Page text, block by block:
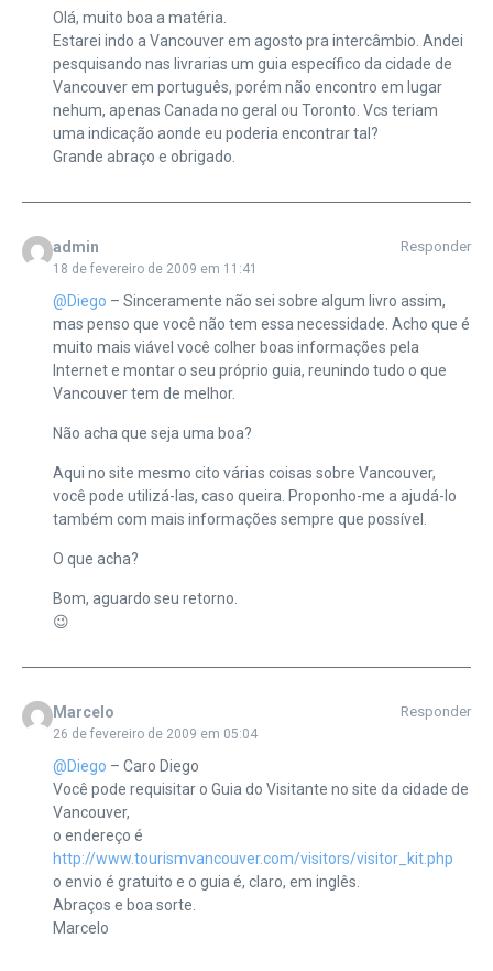
Olá, muito boa a matéria.
Estarei indo a Vancouver em agosto pra intercâmbio. Andei
pesquisando nas livrarias um guia específico da cidade de
Vancouver em português, porém não encontro em lugar
nehum, apenas Canada no geral ou Toronto. Vcs teriam
uma indicação aonde eu poderia encontrar tal?
Grande abraço e obrigado.
admin
18 de fevereiro de 2009 em 11:41
Responder
@Diego – Sinceramente não sei sobre algum livro assim,
mas penso que você não tem essa necessidade. Acho que é
muito mais viável você colher boas informações pela
Internet e montar o seu próprio guia, reunindo tudo o que
Vancouver tem de melhor.
Não acha que seja uma boa?
Aqui no site mesmo cito várias coisas sobre Vancouver,
você pode utilizá-las, caso queira. Proponho-me a ajudá-lo
também com mais informações sempre que possível.
O que acha?
Bom, aguardo seu retorno.
😉
Marcelo
26 de fevereiro de 2009 em 05:04
Responder
@Diego – Caro Diego
Você pode requisitar o Guia do Visitante no site da cidade de
Vancouver,
o endereço é
http://www.tourismvancouver.com/visitors/visitor_kit.php
o envio é gratuito e o guia é, claro, em inglês.
Abraços e boa sorte.
Marcelo